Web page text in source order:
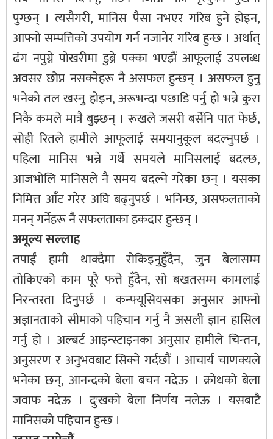
पुग्छन् । त्यसैगरी, मानिस पैसा नभएर गरिब हुने होइन,
आफ्नो सम्पत्तिको उपयोग गर्न नजानेर गरिब हुन्छ । अर्थात्
ढंग नपुग्ने पोखरीमा डुब्ने पक्का भएझैं आफूलाई उपलब्ध
अवसर छोप्न नसक्नेहरू नै असफल हुन्छन् । असफल हुनु
भनेको तल खस्नु होइन, अरूभन्दा पछाडि पर्नु हो भन्ने कुरा
निकै कमले मात्रै बुझ्छन् । रूखले जसरी बर्सेनि पात फेर्छ,
सोही रितले हामीले आफूलाई समयानुकूल बदल्नुपर्छ ।
पहिला मानिस भन्ने गर्थे समयले मानिसलाई बदल्छ,
आजभोलि मानिसले नै समय बदल्ने गरेका छन् । यसका
निमित्त आँट गरेर अघि बढ्नुपर्छ । भनिन्छ, असफलताको
मनन् गर्नेहरू नै सफलताका हकदार हुन्छन् ।
अमूल्य सल्लाह
तपाईं हामी थाक्दैमा रोकिइनुहुँदैन, जुन बेलासम्म
तोकिएको काम पूरै फत्ते हुँदैन, सो बखतसम्म कामलाई
निरन्तरता दिनुपर्छ । कन्फ्यूसियसका अनुसार आफ्नो
अज्ञानताको सीमाको पहिचान गर्नु नै असली ज्ञान हासिल
गर्नु हो । अल्बर्ट आइन्स्टाइनका अनुसार हामीले चिन्तन,
अनुसरण र अनुभवबाट सिक्ने गर्दछौं । आचार्य चाणक्यले
भनेका छन्, आनन्दको बेला बचन नदेऊ । क्रोधको बेला
जवाफ नदेऊ । दुःखको बेला निर्णय नलेऊ । यसबाटै
मानिसको पहिचान हुन्छ ।